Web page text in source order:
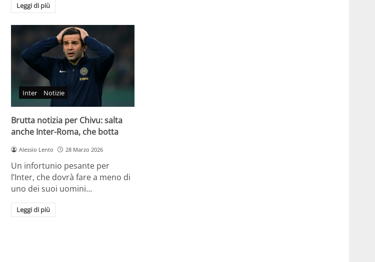
Leggi di più
Inter Notizie
Brutta notizia per Chivu: salta
anche Inter-Roma, che botta
Alessio Lento 28 Marzo 2026
Un infortunio pesante per
l’Inter, che dovrà fare a meno di
uno dei suoi uomini…
Leggi di più